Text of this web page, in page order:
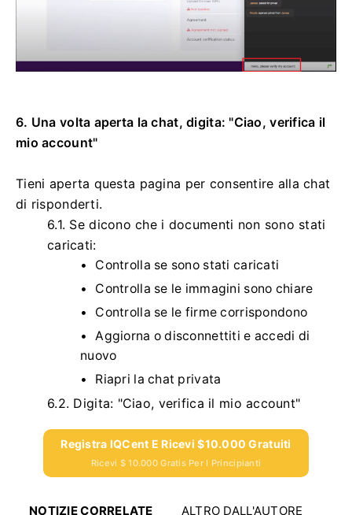
6. Una volta aperta la chat, digita: "Ciao, verifica il
mio account"
Tieni aperta questa pagina per consentire alla chat
di risponderti.
6.1. Se dicono che i documenti non sono stati
caricati:
Controlla se sono stati caricati
Controlla se le immagini sono chiare
Controlla se le firme corrispondono
Aggiorna o disconnettiti e accedi di
nuovo
Riapri la chat privata
6.2. Digita: "Ciao, verifica il mio account"
Registra IQCent E Ricevi $10.000 Gratuiti
Ricevi $ 10.000 Gratis Per I Principianti
NOTIZIE CORRELATE ALTRO DALL'AUTORE